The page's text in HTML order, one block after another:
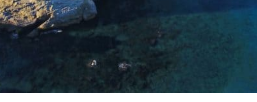
クーポンの種類と利用条件
宿泊料金（税込） クーポン